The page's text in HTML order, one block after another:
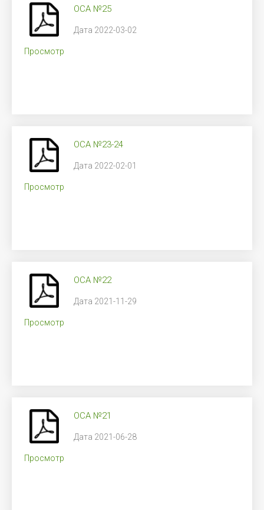
Просмотр
ОСА №25
Дата 2022-03-02
Просмотр
ОСА №23-24
Дата 2022-02-01
Просмотр
ОСА №22
Дата 2021-11-29
Просмотр
ОСА №21
Дата 2021-06-28